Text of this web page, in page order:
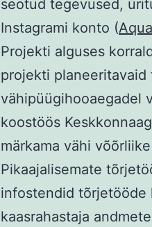
seotud tegevused,
Instagrami konto (
Projekti alguses
projekti
vähipüügihooaegadel
koostöös
märkama vähi
Pikaajalisemate
infostendid tõrjetööde
kaasrahastaja